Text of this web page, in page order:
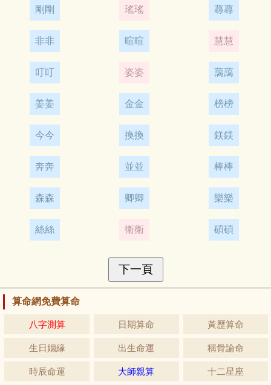
剛剛 瑤瑤 蕁蕁
非非 暄暄 慧慧
叮叮 姿姿 藹藹
姜姜 金金 榜榜
今今 換換 鎂鎂
奔奔 並並 棒棒
森森 卿卿 樂樂
絲絲 衛衛 碩碩
算命網免費算命
八字測算 日期算命 黃歷算命
生日姻緣 出生命運 稱骨論命
時辰命運 大師親算 十二星座